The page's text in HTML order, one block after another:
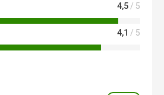
4,5 / 5
4,1 / 5